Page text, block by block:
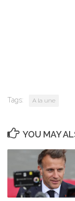
Tags: A la une
YOU MAY